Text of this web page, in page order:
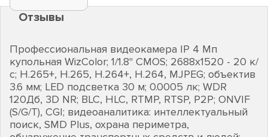
Отзывы
Профессиональная видеокамера IP 4 Мп
купольная WizColor; 1/1.8" CMOS; 2688х1520 - 20 к/
с; H.265+, H.265, H.264+, H.264, MJPEG; объектив
3.6 мм; LED подсветка 30 м; 0.0005 лк; WDR
120Дб, 3D NR; BLC, HLC, RTMP, RTSP, P2P; ONVIF
(S/G/T), CGI; видеоаналитика: интеллектуальный
поиск, SMD Plus, охрана периметра,